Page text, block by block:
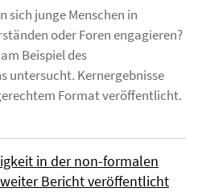
sich junge Menschen in
oder Foren engagieren?
Beispiel des
untersucht. Kernergebnisse
Format veröffentlicht.
in der non-formalen
Bericht veröffentlicht